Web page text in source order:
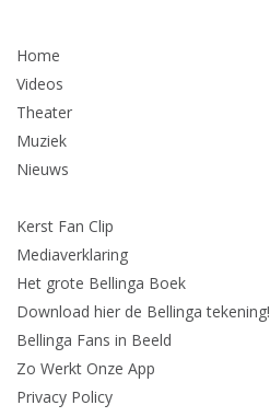
Home
Videos
Theater
Muziek
Nieuws
Kerst Fan Clip
Mediaverklaring
Het grote Bellinga Boek
Download hier de Bellinga tekening!
Bellinga Fans in Beeld
Zo Werkt Onze App
Privacy Policy